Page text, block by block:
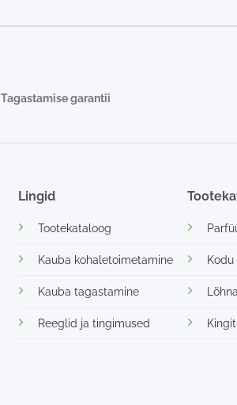
Tagastamise garantii
Lingid
Tootekataloog
Kauba kohaletoimetamine
Kauba tagastamine
Reeglid ja tingimused
Kodu